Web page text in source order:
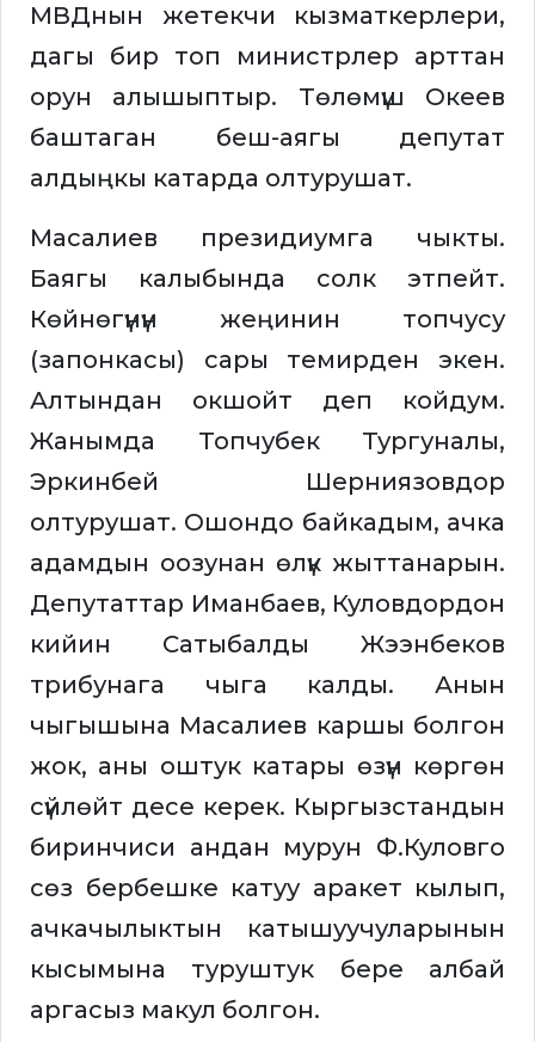
МВДнын жетекчи кызматкерлери,
дагы бир топ министрлер арттан
орун алышыптыр. Төлөмүш Океев
баштаган беш-аягы депутат
алдыңкы катарда олтурушат.
Масалиев президиумга чыкты.
Баягы калыбында солк этпейт.
Көйнөгүнүн жеңинин топчусу
(запонкасы) сары темирден экен.
Алтындан окшойт деп койдум.
Жанымда Топчубек Тургуналы,
Эркинбей Шерниязовдор
олтурушат. Ошондо байкадым, ачка
адамдын оозунан өлүк жыттанарын.
Депутаттар Иманбаев, Куловдордон
кийин Сатыбалды Жээнбеков
трибунага чыга калды. Анын
чыгышына Масалиев каршы болгон
жок, аны оштук катары өзүн көргөн
сүйлөйт десе керек. Кыргызстандын
биринчиси андан мурун Ф.Куловго
сөз бербешке катуу аракет кылып,
ачкачылыктын катышуучуларынын
кысымына туруштук бере албай
аргасыз макул болгон.